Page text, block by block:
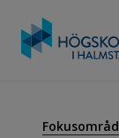
innehåll